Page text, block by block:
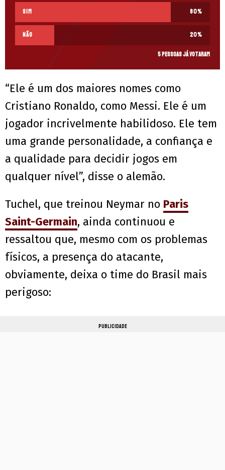
Sim 80%
Não 20%
5 pessoas já votaram
“Ele é um dos maiores nomes como
Cristiano Ronaldo, como Messi. Ele é um
jogador incrivelmente habilidoso. Ele tem
uma grande personalidade, a confiança e
a qualidade para decidir jogos em
qualquer nível”, disse o alemão.
Tuchel, que treinou Neymar no Paris
Saint-Germain, ainda continuou e
ressaltou que, mesmo com os problemas
físicos, a presença do atacante,
obviamente, deixa o time do Brasil mais
perigoso:
PUBLICIDADE